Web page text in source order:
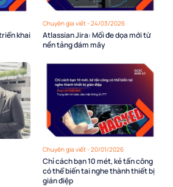
khai
Chuyên gia viết - 24/03/2026
Atlassian Jira: Mối đe dọa mới từ
nền tảng đám mây
Chuyên gia viết - 20/01/2026
Chỉ cách bạn 10 mét, kẻ tấn công
có thể biến tai nghe thành thiết bị
gián điệp